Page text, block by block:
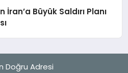
İran’a Büyük Saldırı Planı
Doğru Adresi